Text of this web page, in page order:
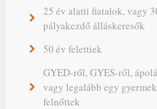
25 év alatti fiatalok, vagy
pályakezdő álláskeresők
50 év felettiek
GYED-ről, GYES-ről,
vagy legalább egy
felnőttek